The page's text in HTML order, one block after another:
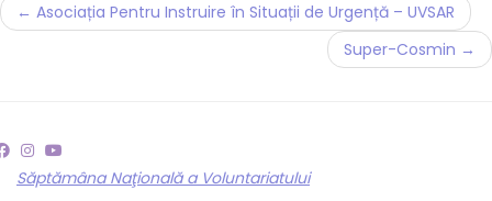
← Asociația Pentru Instruire în Situații de Urgență – UVSAR
Super-Cosmin →
Săptămâna Naţională a Voluntariatului